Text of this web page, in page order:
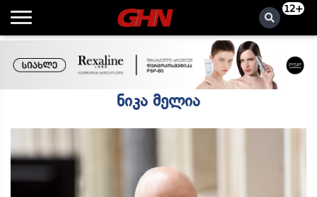
12+
ნიკა მელია